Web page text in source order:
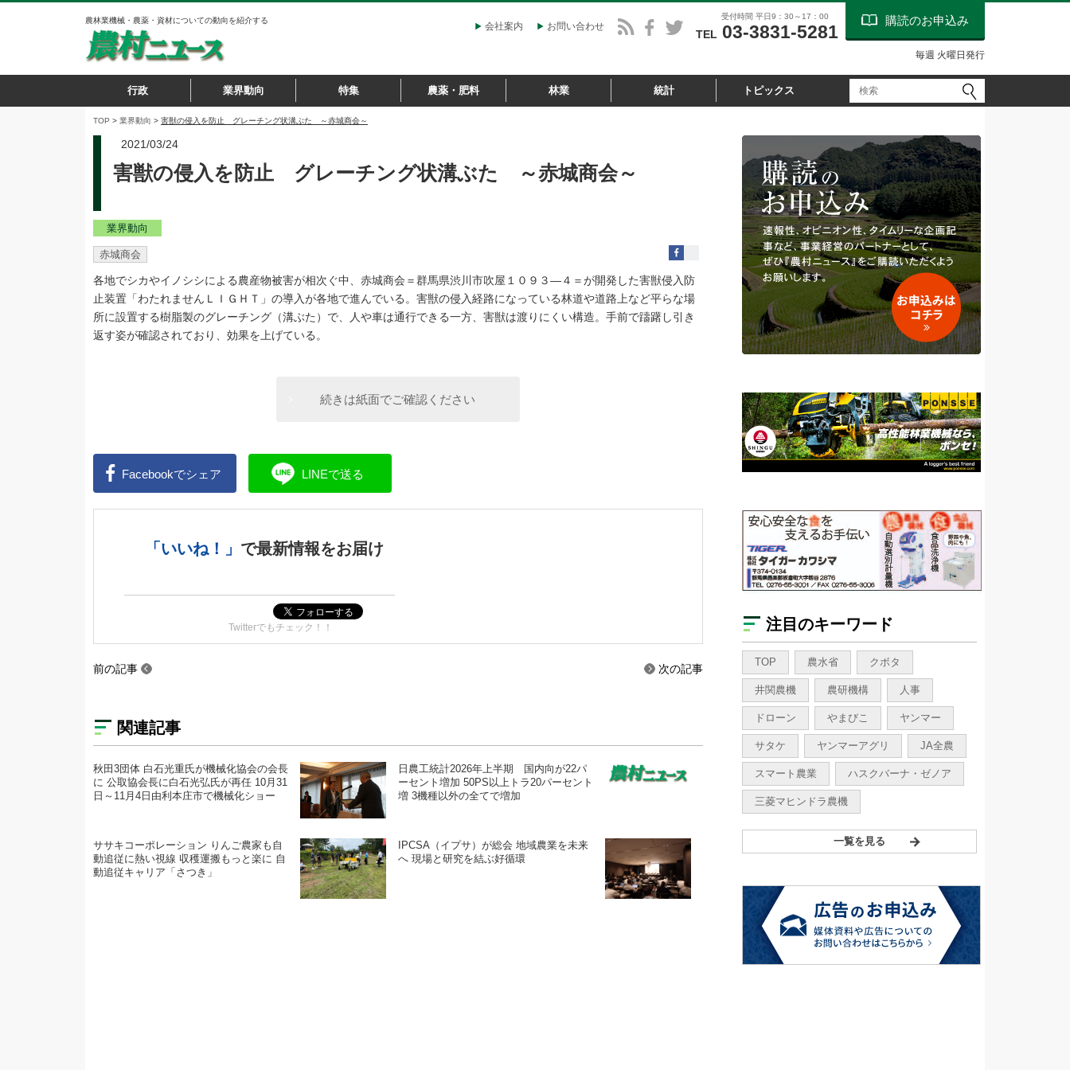
農林業機械・農薬・資材についての動向を紹介する
会社案内 お問い合わせ
受付時間 平日9：30～17：00
TEL 03-3831-5281
購読のお申込み
毎週 火曜日発行
行政 業界動向 特集 農薬・肥料 林業 統計 トピックス
TOP > 業界動向 > 害獣の侵入を防止 グレーチング状溝ぶた ～赤城商会～
2021/03/24
害獣の侵入を防止 グレーチング状溝ぶた ～赤城商会～
業界動向
赤城商会
各地でシカやイノシシによる農産物被害が相次ぐ中、赤城商会＝群馬県渋川市吹屋１０９３―４＝が開発した害獣侵入防
止装置「わたれませんＬＩＧＨＴ」の導入が各地で進んでいる。害獣の侵入経路になっている林道や道路上など平らな場
所に設置する樹脂製のグレーチング（溝ぶた）で、人や車は通行できる一方、害獣は渡りにくい構造。手前で躊躇し引き
返す姿が確認されており、効果を上げている。
続きは紙面でご確認ください
Facebookでシェア LINEで送る
「いいね！」 で最新情報をお届け
Twitterでもチェック！！
前の記事 次の記事
関連記事
秋田3団体 白石光重氏が機械化協会の会長
に 公取協会長に白石光弘氏が再任 10月31
日～11月4日由利本庄市で機械化ショー
日農工統計2026年上半期 国内向が22パ
ーセント増加 50PS以上トラ20パーセント
増 3機種以外の全てで増加
ササキコーポレーション りんご農家も自
動追従に熱い視線 収穫運搬もっと楽に 自
動追従キャリア「さつき」
IPCSA（イプサ）が総会 地域農業を未来
へ 現場と研究を結ぶ好循環
注目のキーワード
TOP 農水省 クボタ
井関農機 農研機構 人事
ドローン やまびこ ヤンマー
サタケ ヤンマーアグリ JA全農
スマート農業 ハスクバーナ・ゼノア
三菱マヒンドラ農機
一覧を見る